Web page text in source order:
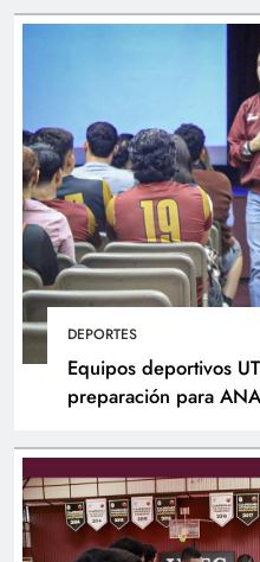
DEPORTES
Equipos deportivos
preparación para